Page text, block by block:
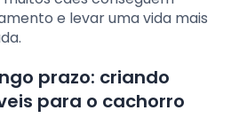
e levar uma vida mais
prazo: criando
para o cachorro